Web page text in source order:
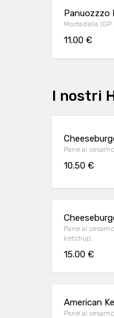
Panuozzzo
Mortadella
11.00 €
I nostri
Pane al
10.50 €
Pane al
ketchup.
15.00 €
American
Pane al